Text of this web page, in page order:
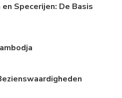
Specerijen: De Basis